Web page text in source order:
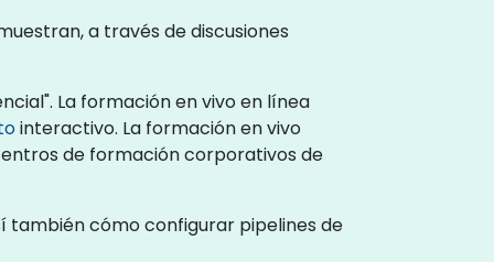
a través de discusiones
La formación en vivo en línea
interactivo. La formación en vivo
de formación corporativos de
también cómo configurar pipelines de